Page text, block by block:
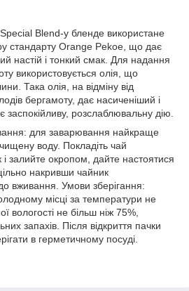
Blend-у бленде використане
стандарту Orange Pekoe, що дає
настій і тонкий смак. Для надання
використовується олія, що
Така олія, на відміну від
бергамоту, дає насиченіший і
заспокійливу, розслаблювальну дію.
для заварювання найкраще
воду. Покладіть чай
залийте окропом, дайте настоятися
накривши чайник
вживання. Умови зберігання:
місці за температури не
вологості не більш ніж 75%,
запахів. Після відкриття пачки
в герметичному посуді.